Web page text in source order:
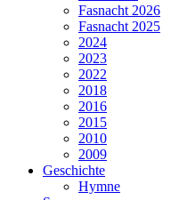
Fasnacht 2026
Fasnacht 2025
2024
2023
2022
2018
2016
2015
2010
2009
Geschichte
Hymne